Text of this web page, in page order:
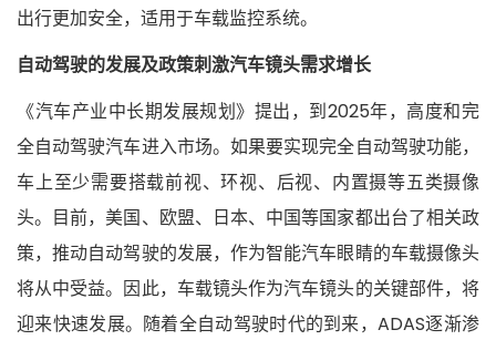
出行更加安全，适用于车载监控系统。
自动驾驶的发展及政策刺激汽车镜头需求增长
《汽车产业中长期发展规划》提出，到2025年，高度和完
全自动驾驶汽车进入市场。如果要实现完全自动驾驶功能，
车上至少需要搭载前视、环视、后视、内置摄等五类摄像
头。目前，美国、欧盟、日本、中国等国家都出台了相关政
策，推动自动驾驶的发展，作为智能汽车眼睛的车载摄像头
将从中受益。因此，车载镜头作为汽车镜头的关键部件，将
迎来快速发展。随着全自动驾驶时代的到来，ADAS逐渐渗